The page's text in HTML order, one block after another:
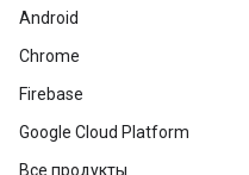
Android
Chrome
Firebase
Google Cloud Platform
Все продукты